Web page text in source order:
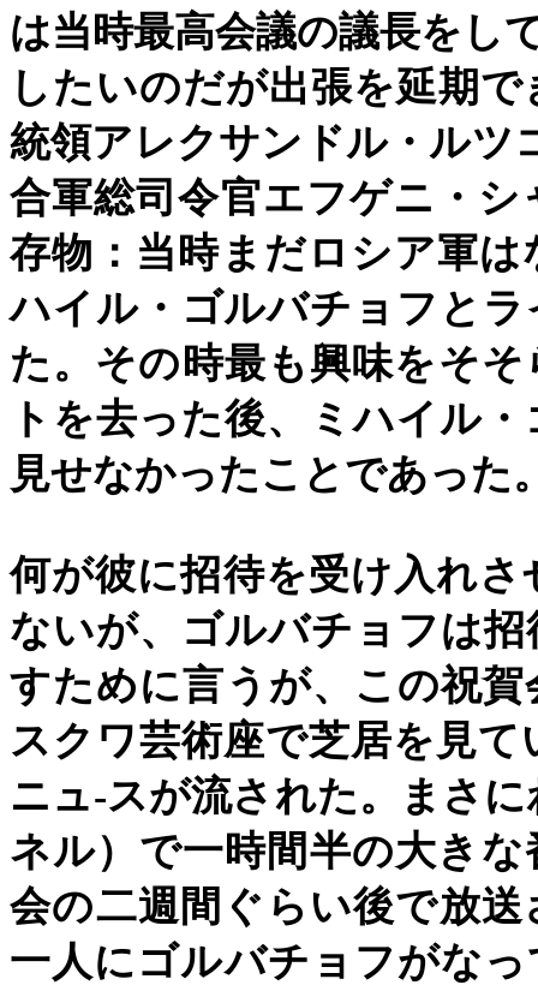
は当時最高会議の議長をし
したいのだが出張を延期
統領アレクサンドル・ルツ
合軍総司令官エフゲニ・
存物：当時まだロシア軍
ハイル・ゴルバチョフと
た。その時最も興味をそ
トを去った後、ミハイル
見せなかったことであった
何が彼に招待を受け入れ
ないが、ゴルバチョフは
すために言うが、この祝
スクワ芸術座で芝居を見
ニュ-スが流された。まさ
ネル）で一時間半の大き
会の二週間ぐらい後で放
一人にゴルバチョフがな